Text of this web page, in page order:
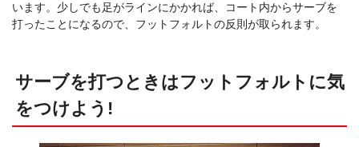
います。少しでも足がラインにかかれば、コート内からサーブを
打ったことになるので、フットフォルトの反則が取られます。
サーブを打つときはフットフォルトに気
をつけよう!